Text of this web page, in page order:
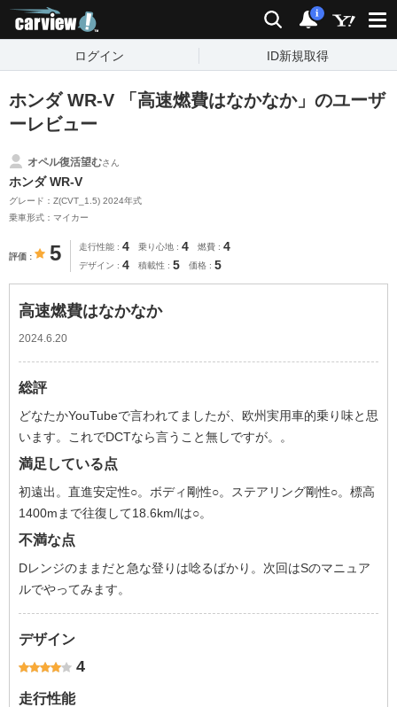
検索 通知
i
ログイン ID新規取得
ホンダ WR-V 「高速燃費はなかなか」のユーザ
ーレビュー
オペル復活望むさん
ホンダ WR-V
グレード：Z(CVT_1.5) 2024年式
乗車形式：マイカー
評価 5 走行性能 4 乗り心地 4 燃費 4
デザイン 4 積載性 5 価格 5
高速燃費はなかなか
2024.6.20
総評
どなたかYouTubeで言われてましたが、欧州実用車的乗り味と思
います。これでDCTなら言うこと無しですが。。
満足している点
初遠出。直進安定性○。ボディ剛性○。ステアリング剛性○。標高
1400mまで往復して18.6km/lは○。
不満な点
Dレンジのままだと急な登りは唸るばかり。次回はSのマニュア
ルでやってみます。
デザイン
4
走行性能